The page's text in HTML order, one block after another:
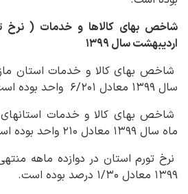
شاخص بهای کالاها و خدمات ( نرخ
اردیبهشت سال ۱۳۹۹
شاخص بهای کالا و خدمات استان
سال ۱۳۹۹ معادل ۶/۲۰۱ واحد بوده است.
شاخص بهای کالا و خدمات
ماه سال ۱۳۹۹ معادل ۲۱۰ واحد بوده است.
نرخ تورم استان در دوازده ماهه
۱۳۹۹ معادل ۱/۳۰ درصد بوده است.